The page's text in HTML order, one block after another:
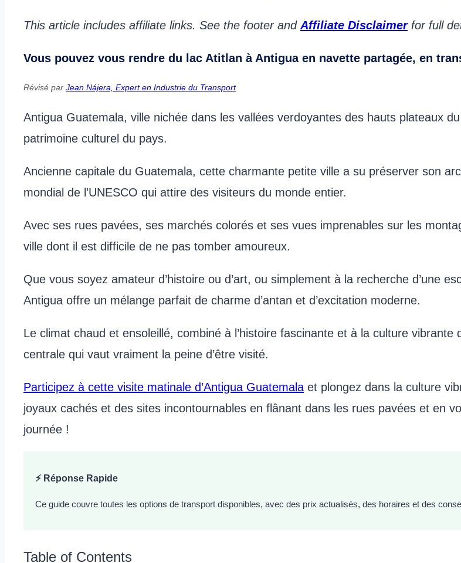
This article includes affiliate links. See the footer and Affiliate Disclaimerfor full
Vous pouvez vous rendre du lac Atitlan à Antigua en navette partagée, en
Révisé par Jean Nájera, Expert en Industrie du Transport
Antigua Guatemala, ville nichée dans les vallées verdoyantes des hauts plateaux
patrimoine culturel du pays.
Ancienne capitale du Guatemala, cette charmante petite ville a su préserver son
mondial de l’UNESCO qui attire des visiteurs du monde entier.
Avec ses rues pavées, ses marchés colorés et ses vues imprenables sur les
ville dont il est difficile de ne pas tomber amoureux.
Que vous soyez amateur d’histoire ou d’art, ou simplement à la recherche d’une
Antigua offre un mélange parfait de charme d’antan et d’excitation moderne.
Le climat chaud et ensoleillé, combiné à l’histoire fascinante et à la culture
centrale qui vaut vraiment la peine d’être visité.
Participez à cette visite matinale d’Antigua Guatemala et plongez dans la culture
joyaux cachés et des sites incontournables en flânant dans les rues pavées et en
journée !
⚡ Réponse Rapide
Ce guide couvre toutes les options de transport disponibles, avec des prix actualisés, des horaires et des
Table of Contents